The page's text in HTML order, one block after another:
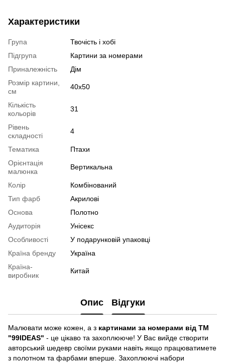
Характеристики
Група
Твочість і хобі
Підгрупа
Картини за номерами
Приналежність
Дім
Розмір картини,
см
40х50
Кількість
кольорів
31
Рівень
складності
4
Тематика
Птахи
Орієнтація
малюнка
Вертикальна
Колір
Комбінований
Тип фарб
Акрилові
Основа
Полотно
Аудиторія
Унісекс
Особливості
У подарунковій упаковці
Країна бренду
Україна
Країна-
виробник
Китай
Опис Відгуки
Малювати може кожен, а з картинами за номерами від ТМ
"99IDEAS" - це цікаво та захоплююче! У Вас вийде створити
авторський шедевр своїми руками навіть якщо працюватимете
з полотном та фарбами вперше. Захоплюючі набори